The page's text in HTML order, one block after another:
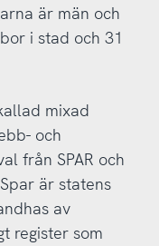
är män och
i stad och 31
mixad
och
från SPAR och
är statens
av
register som